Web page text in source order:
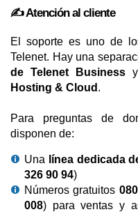
✍️ Atención al cliente
El soporte es uno de
Telenet. Hay una
de Telenet Business
Hosting & Cloud .
Para preguntas de
disponen de:
Una línea dedicada
326 90 94)
Números gratuitos
008) para ventas y